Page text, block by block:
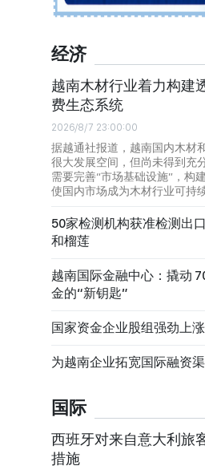
经济
越南木材行业着力构建
费生态系统
2026/8/7 23:00:00
据越通社报道，越南国内木材
很大发展空间，但尚未得到充
需要完善“市场基础设施”，构
使国内市场成为木材行业可持
50家检测机构获准检测出
和榴莲
越南国际金融中心：撬动
金的“新钥匙”
国家资金企业股组强劲上涨
为越南企业拓宽国际融资
国际
西班牙对来自意大利旅
措施